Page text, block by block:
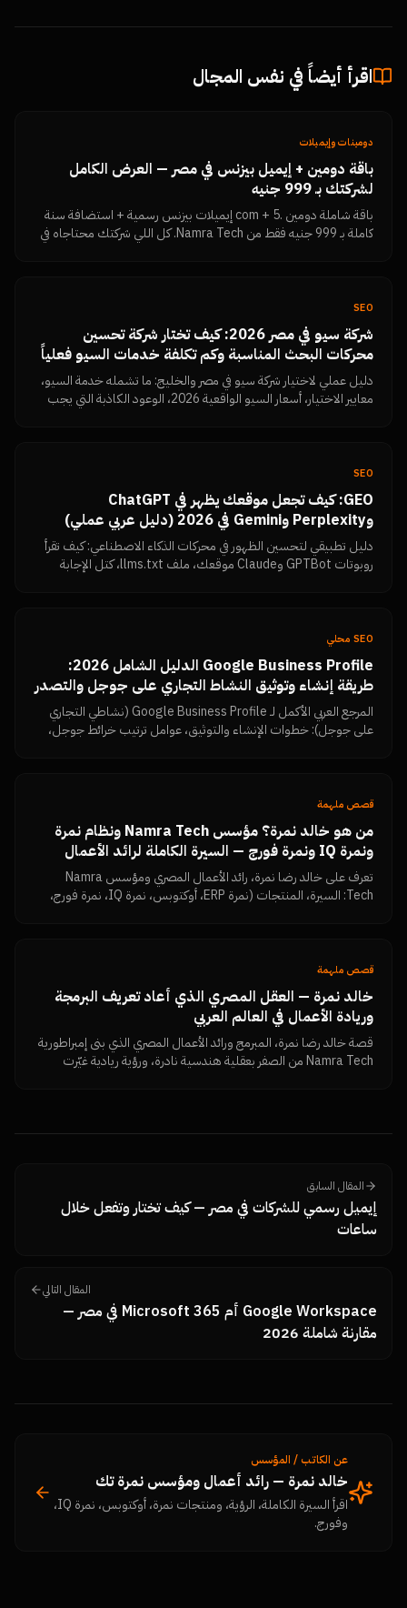
اقرأ أيضاً في نفس المجال
دومينات وإيميلات
باقة دومين + إيميل بيزنس في مصر — العرض الكامل
لشركتك بـ 999 جنيه
باقة شاملة دومين .com + 5 إيميلات بيزنس رسمية + استضافة سنة
كاملة بـ 999 جنيه فقط من Namra Tech. كل اللي شركتك محتاجاه في
SEO
شركة سيو في مصر 2026: كيف تختار شركة تحسين
محركات البحث المناسبة وكم تكلفة خدمات السيو فعلياً
دليل عملي لاختيار شركة سيو في مصر والخليج: ما تشمله خدمة السيو،
معايير الاختيار، أسعار السيو الواقعية 2026، الوعود الكاذبة التي يجب
SEO
GEO: كيف تجعل موقعك يظهر في ChatGPT
وPerplexity وGemini في 2026 (دليل عربي عملي)
دليل تطبيقي لتحسين الظهور في محركات الذكاء الاصطناعي: كيف تقرأ
روبوتات GPTBot وClaude موقعك، ملف llms.txt، كتل الإجابة
SEO محلي
Google Business Profile الدليل الشامل 2026:
طريقة إنشاء وتوثيق النشاط التجاري على جوجل والتصدر
في خرائط جوجل بتقييمات 5 نجوم
المرجع العربي الأكمل لـ Google Business Profile (نشاطي التجاري
على جوجل): خطوات الإنشاء والتوثيق، عوامل ترتيب خرائط جوجل،
قصص ملهمة
من هو خالد نمرة؟ مؤسس Namra Tech ونظام نمرة
ونمرة IQ ونمرة فورج — السيرة الكاملة لرائد الأعمال
المصري
تعرف على خالد رضا نمرة، رائد الأعمال المصري ومؤسس Namra
Tech: السيرة، المنتجات (نمرة ERP، أوكتوبس، نمرة IQ، نمرة فورج،
قصص ملهمة
خالد نمرة — العقل المصري الذي أعاد تعريف البرمجة
وريادة الأعمال في العالم العربي
قصة خالد رضا نمرة، المبرمج ورائد الأعمال المصري الذي بنى إمبراطورية
Namra Tech من الصفر بعقلية هندسية نادرة، ورؤية ريادية غيّرت
المقال السابق
إيميل رسمي للشركات في مصر — كيف تختار وتفعل خلال
ساعات
المقال التالي
Google Workspace أم Microsoft 365 في مصر —
مقارنة شاملة 2026
عن الكاتب / المؤسس
خالد نمرة — رائد أعمال ومؤسس نمرة تك
اقرأ السيرة الكاملة، الرؤية، ومنتجات نمرة، أوكتوبس، نمرة IQ،
وفورج.